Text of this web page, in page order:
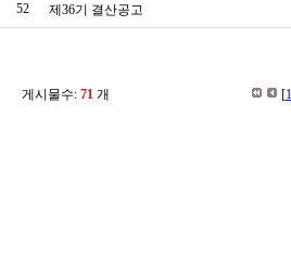
52 제36기 결산공고
게시물수: 71 개 [1